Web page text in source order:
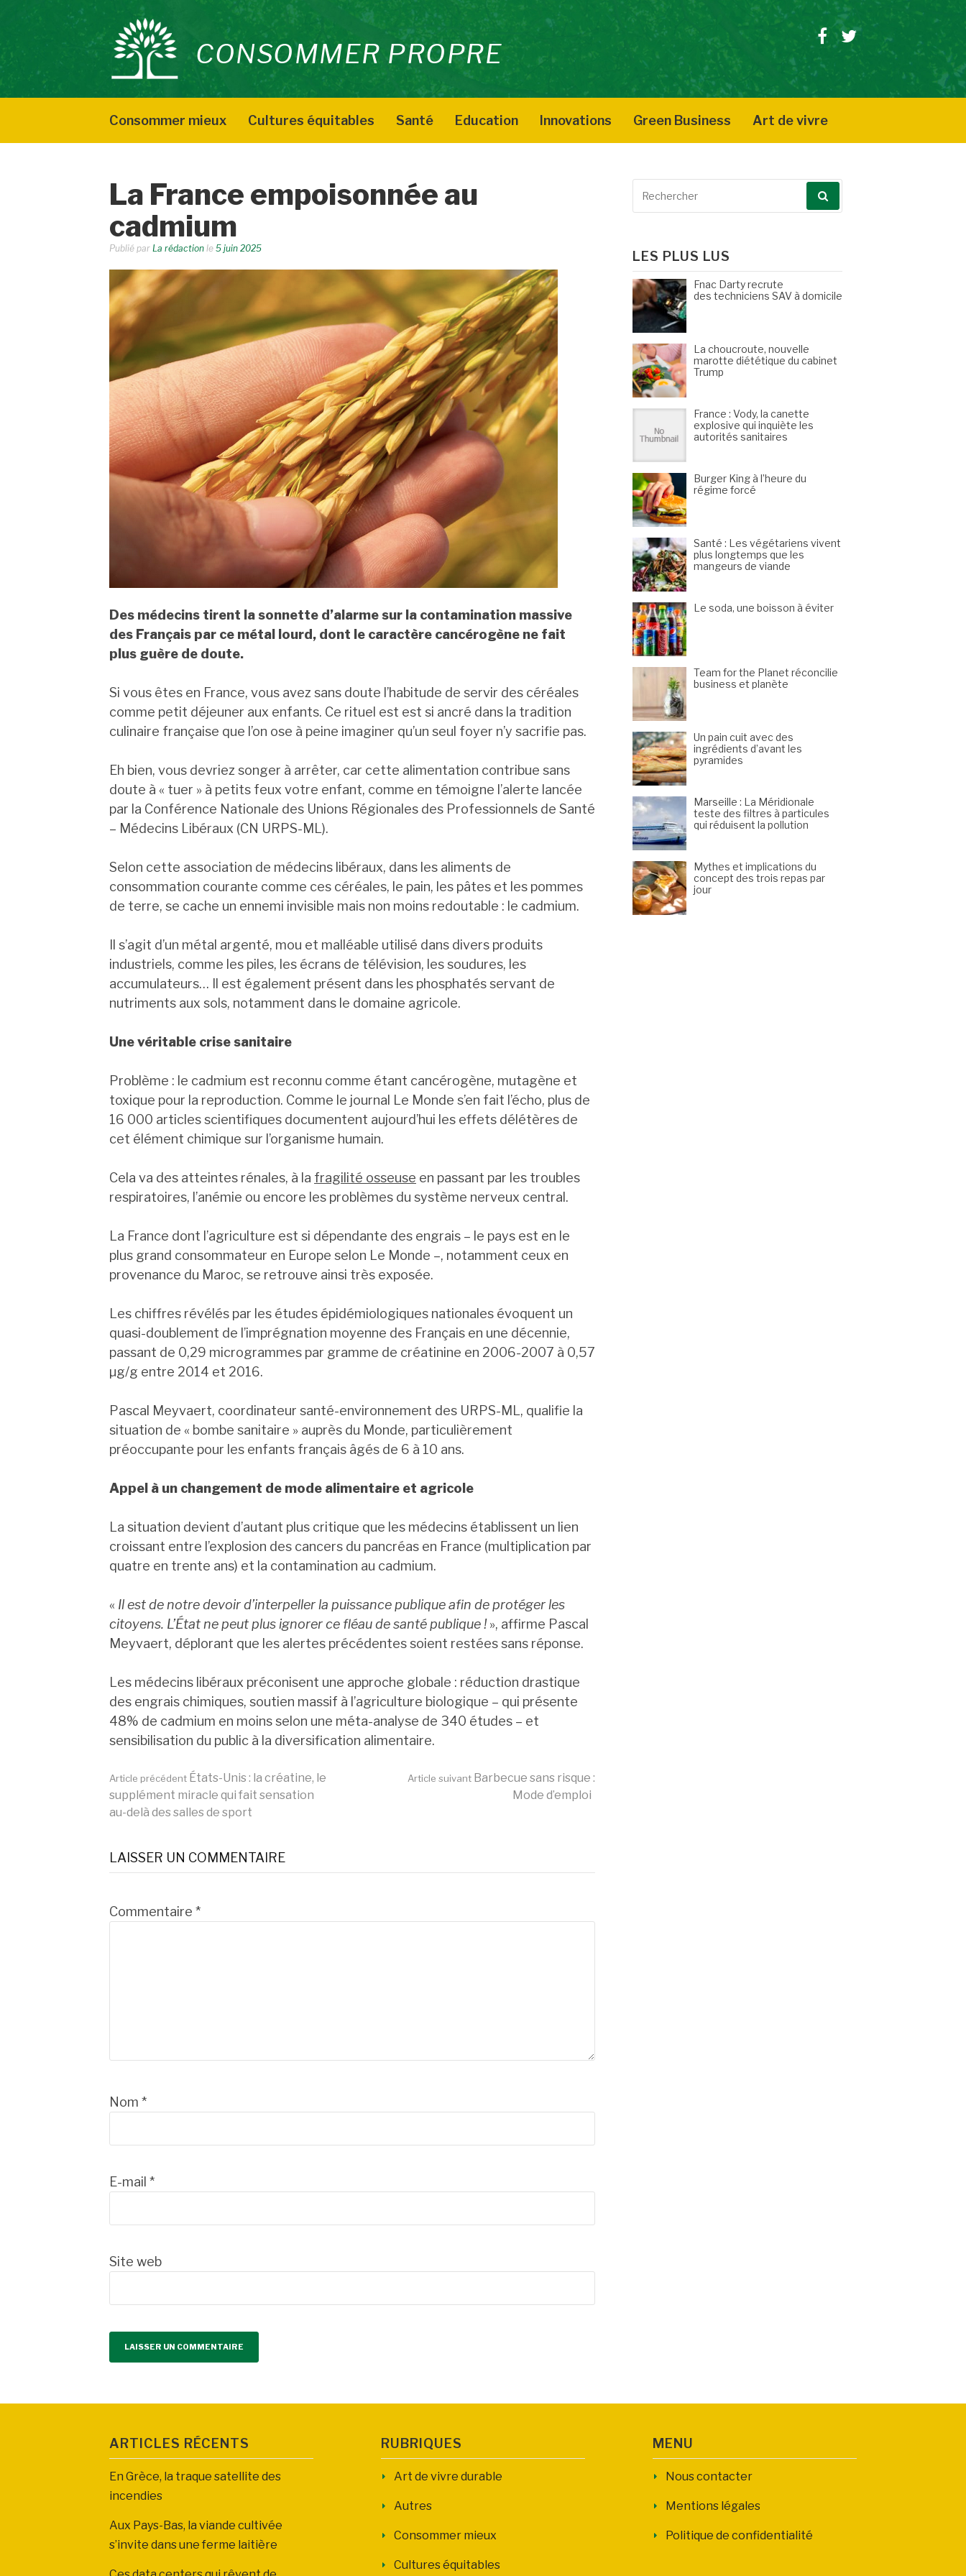
contenu
CONSOMMER PROPRE
Facebook
Twitter
Consommer mieux Cultures équitables Santé Education Innovations Green Business Art de vivre
La France empoisonnée au
cadmium
Publié par La rédaction le 5 juin 2025
Des médecins tirent la sonnette d’alarme sur la contamination massive
des Français par ce métal lourd, dont le caractère cancérogène ne fait
plus guère de doute.
Si vous êtes en France, vous avez sans doute l’habitude de servir des céréales
comme petit déjeuner aux enfants. Ce rituel est est si ancré dans la tradition
culinaire française que l’on ose à peine imaginer qu’un seul foyer n’y sacrifie pas.
Eh bien, vous devriez songer à arrêter, car cette alimentation contribue sans
doute à « tuer » à petits feux votre enfant, comme en témoigne l’alerte lancée
par la Conférence Nationale des Unions Régionales des Professionnels de Santé
– Médecins Libéraux (CN URPS-ML).
Selon cette association de médecins libéraux, dans les aliments de
consommation courante comme ces céréales, le pain, les pâtes et les pommes
de terre, se cache un ennemi invisible mais non moins redoutable : le cadmium.
Il s’agit d’un métal argenté, mou et malléable utilisé dans divers produits
industriels, comme les piles, les écrans de télévision, les soudures, les
accumulateurs… Il est également présent dans les phosphatés servant de
nutriments aux sols, notamment dans le domaine agricole.
Une véritable crise sanitaire
Problème : le cadmium est reconnu comme étant cancérogène, mutagène et
toxique pour la reproduction. Comme le journal Le Monde s’en fait l’écho, plus de
16 000 articles scientifiques documentent aujourd’hui les effets délétères de
cet élément chimique sur l’organisme humain.
Cela va des atteintes rénales, à la fragilité osseuse en passant par les troubles
respiratoires, l’anémie ou encore les problèmes du système nerveux central.
La France dont l’agriculture est si dépendante des engrais – le pays est en le
plus grand consommateur en Europe selon Le Monde –, notamment ceux en
provenance du Maroc, se retrouve ainsi très exposée.
Les chiffres révélés par les études épidémiologiques nationales évoquent un
quasi-doublement de l’imprégnation moyenne des Français en une décennie,
passant de 0,29 microgrammes par gramme de créatinine en 2006-2007 à 0,57
µg/g entre 2014 et 2016.
Pascal Meyvaert, coordinateur santé-environnement des URPS-ML, qualifie la
situation de « bombe sanitaire » auprès du Monde, particulièrement
préoccupante pour les enfants français âgés de 6 à 10 ans.
Appel à un changement de mode alimentaire et agricole
La situation devient d’autant plus critique que les médecins établissent un lien
croissant entre l’explosion des cancers du pancréas en France (multiplication par
quatre en trente ans) et la contamination au cadmium.
« Il est de notre devoir d’interpeller la puissance publique afin de protéger les
citoyens. L’État ne peut plus ignorer ce fléau de santé publique !», affirme Pascal
Meyvaert, déplorant que les alertes précédentes soient restées sans réponse.
Les médecins libéraux préconisent une approche globale : réduction drastique
des engrais chimiques, soutien massif à l’agriculture biologique – qui présente
48% de cadmium en moins selon une méta-analyse de 340 études – et
sensibilisation du public à la diversification alimentaire.
Lire
suite
Article précédent États-Unis : la créatine, le
supplément miracle qui fait sensation
au-delà des salles de sport
Article suivant Barbecue sans risque :
Mode d’emploi
LAISSER UN COMMENTAIRE
Commentaire *
Nom *
E-mail *
Site web
LES PLUS LUS
Fnac Darty recrute
des techniciens SAV à domicile
La choucroute, nouvelle
marotte diététique du cabinet
Trump
France : Vody, la canette
explosive qui inquiète les
autorités sanitaires
Burger King à l’heure du
régime forcé
Santé : Les végétariens vivent
plus longtemps que les
mangeurs de viande
Le soda, une boisson à éviter
Team for the Planet réconcilie
business et planète
Un pain cuit avec des
ingrédients d’avant les
pyramides
Marseille : La Méridionale
teste des filtres à particules
qui réduisent la pollution
Mythes et implications du
concept des trois repas par
jour
ARTICLES RÉCENTS
En Grèce, la traque satellite des
incendies
Aux Pays-Bas, la viande cultivée
s’invite dans une ferme laitière
RUBRIQUES
Art de vivre durable
Autres
Consommer mieux
Cultures équitables
MENU
Nous contacter
Mentions légales
Politique de confidentialité